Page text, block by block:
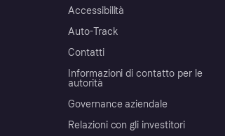
Accessibilità
Auto-Track
Contatti
Informazioni di contatto per le
autorità
Governance aziendale
Relazioni con gli investitori